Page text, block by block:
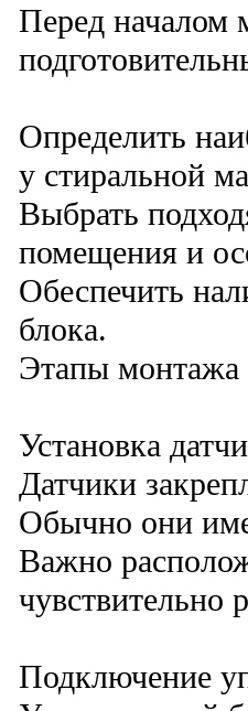
Перед началом
Определить
у стиральной
Выбрать
помещения и
Обеспечить
блока.
Этапы монтажа
Установка
Датчики
Обычно они
Важно
чувствительно
Подключение